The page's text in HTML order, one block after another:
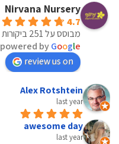
Nirvana Nursery
4.7
מבוסס על 251 ביקורות
powered byGoogle
review us on
Alex Rotshtein
last year
awesome day
last year